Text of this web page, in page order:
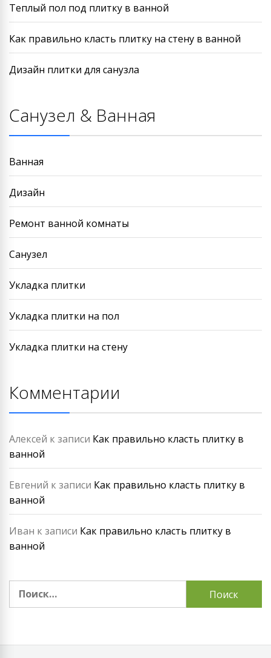
Теплый пол под плитку в ванной
Как правильно класть плитку на стену в ванной
Дизайн плитки для санузла
Санузел & Ванная
Ванная
Дизайн
Ремонт ванной комнаты
Санузел
Укладка плитки
Укладка плитки на пол
Укладка плитки на стену
Комментарии
Алексей к записи Как правильно класть плитку в
ванной
Евгений к записи Как правильно класть плитку в
ванной
Иван к записи Как правильно класть плитку в
ванной
Найти: